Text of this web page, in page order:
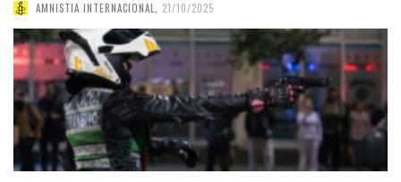
AMNISTIA INTERNACIONAL, 21/10/2025